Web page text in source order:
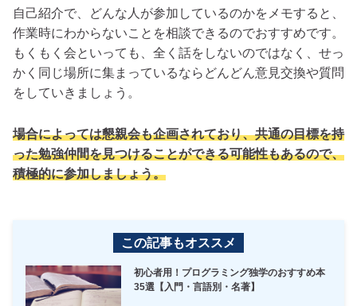
自己紹介で、どんな人が参加しているのかをメモすると、
作業時にわからないことを相談できるのでおすすめです。
もくもく会といっても、全く話をしないのではなく、せっ
かく同じ場所に集まっているならどんどん意見交換や質問
をしていきましょう。
場合によっては懇親会も企画されており、共通の目標を持
った勉強仲間を見つけることができる可能性もあるので、
積極的に参加しましょう。
この記事もオススメ
初心者用！プログラミング独学のおすすめ本
35選【入門・言語別・名著】